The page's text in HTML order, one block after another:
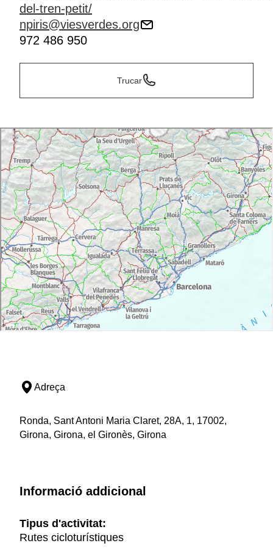
del-tren-petit/
npiris@viesverdes.org
972 486 950
Trucar
Adreça
Ronda, Sant Antoni Maria Claret, 28A, 1, 17002,
Girona, Girona, el Gironès, Girona
Informació addicional
Tipus d'activitat:
Rutes cicloturístiques